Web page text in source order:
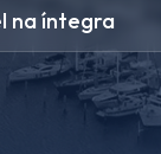
na íntegra